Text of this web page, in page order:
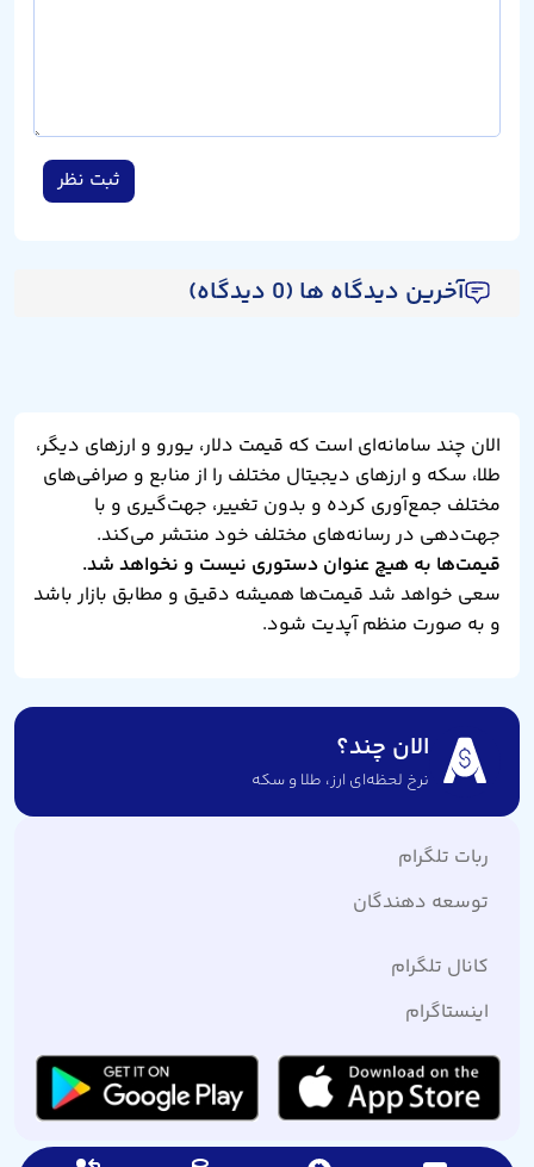
ثبت نظر
آخرین دیدگاه ها (0 دیدگاه)
الان چند سامانه‌ای است که قیمت دلار، یورو و ارزهای دیگر،
طلا، سکه و ارزهای دیجیتال مختلف را از منابع و صرافی‌های
مختلف جمع‌آوری کرده و بدون تغییر، جهت‌گیری و با
جهت‌دهی در رسانه‌های مختلف خود منتشر می‌کند.
قیمت‌ها به هیچ عنوان دستوری نیست و نخواهد شد.
سعی خواهد شد قیمت‌ها همیشه دقیق و مطابق بازار باشد
و به صورت منظم آپدیت شود.
الان چند؟
نرخ لحظه‌ای ارز،‌ طلا و سکه
ربات تلگرام
توسعه دهندگان
کانال تلگرام
اینستاگرام